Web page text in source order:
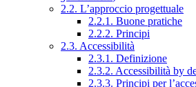
2.2. L’approccio progettuale
2.2.1. Buone pratiche
2.2.2. Principi
2.3. Accessibilità
2.3.1. Definizione
2.3.2. Accessibilità by
2.3.3. Principi per